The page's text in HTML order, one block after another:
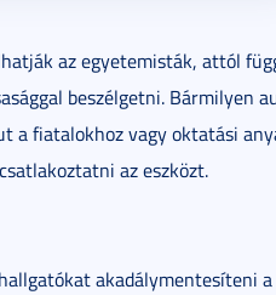
az egyetemisták, attól
beszélgetni. Bármilyen
a fiatalokhoz vagy oktatási
az eszközt.
akadálymentesíteni